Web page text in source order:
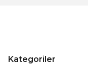
Kategoriler